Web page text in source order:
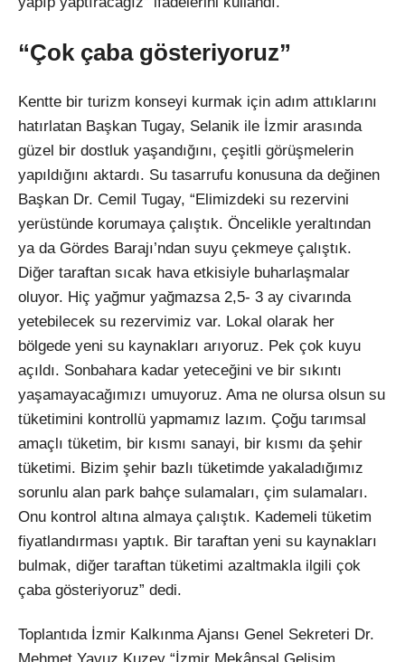
“Çok çaba gösteriyoruz”
Kentte bir turizm konseyi kurmak için adım attıklarını
hatırlatan Başkan Tugay, Selanik ile İzmir arasında
güzel bir dostluk yaşandığını, çeşitli görüşmelerin
yapıldığını aktardı. Su tasarrufu konusuna da değinen
Başkan Dr. Cemil Tugay, “Elimizdeki su rezervini
yerüstünde korumaya çalıştık. Öncelikle yeraltından
ya da Gördes Barajı’ndan suyu çekmeye çalıştık.
Diğer taraftan sıcak hava etkisiyle buharlaşmalar
oluyor. Hiç yağmur yağmazsa 2,5- 3 ay civarında
yetebilecek su rezervimiz var. Lokal olarak her
bölgede yeni su kaynakları arıyoruz. Pek çok kuyu
açıldı. Sonbahara kadar yeteceğini ve bir sıkıntı
yaşamayacağımızı umuyoruz. Ama ne olursa olsun su
tüketimini kontrollü yapmamız lazım. Çoğu tarımsal
amaçlı tüketim, bir kısmı sanayi, bir kısmı da şehir
tüketimi. Bizim şehir bazlı tüketimde yakaladığımız
sorunlu alan park bahçe sulamaları, çim sulamaları.
Onu kontrol altına almaya çalıştık. Kademeli tüketim
fiyatlandırması yaptık. Bir taraftan yeni su kaynakları
bulmak, diğer taraftan tüketimi azaltmakla ilgili çok
çaba gösteriyoruz” dedi.
Toplantıda İzmir Kalkınma Ajansı Genel Sekreteri Dr.